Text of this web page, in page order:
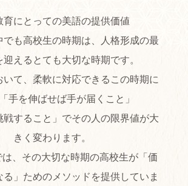
育にとっての美語の提供価値
でも高校生の時期は、人格形成の最
迎えるとても大切な時期です。
いて、柔軟に対応できるこの時期に
手を伸ばせば手が届くこと」
戦すること」でその人の限界値が大
きく変わります。
、その大切な時期の高校生が「価
る」ためのメソッドを提供していま